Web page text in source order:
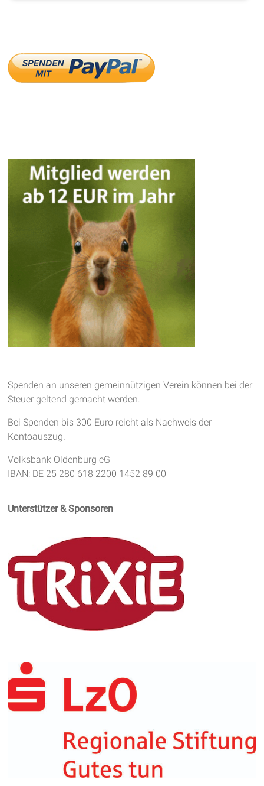
Spenden an unseren gemeinnützigen Verein können bei der
Steuer geltend gemacht werden.
Bei Spenden bis 300 Euro reicht als Nachweis der
Kontoauszug.
Volksbank Oldenburg eG
IBAN: DE 25 280 618 2200 1452 89 00
Unterstützer & Sponsoren